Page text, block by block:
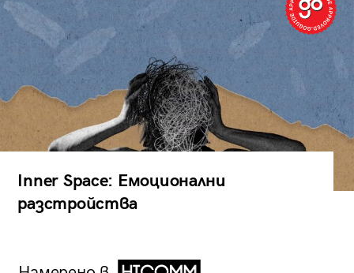
Inner Space: Емоционални
разстройства